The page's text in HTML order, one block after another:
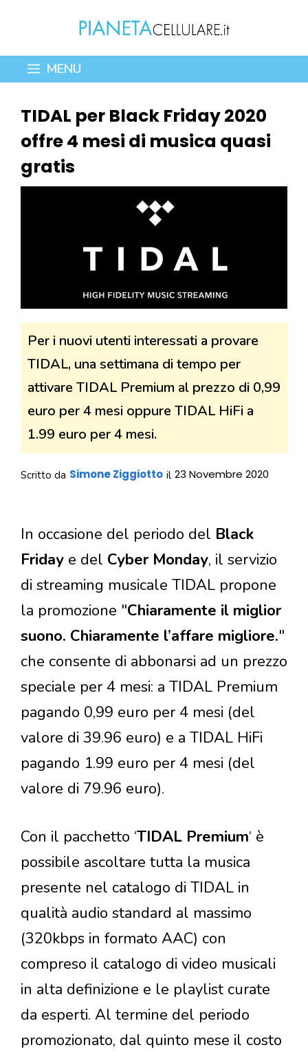
contenuto
MENU
TIDAL per Black Friday 2020
offre 4 mesi di musica quasi
gratis
Per i nuovi utenti interessati a provare
TIDAL, una settimana di tempo per
attivare TIDAL Premium al prezzo di 0,99
euro per 4 mesi oppure TIDAL HiFi a
1.99 euro per 4 mesi.
Scritto da Simone Ziggiotto il 23 Novembre 2020
In occasione del periodo del Black
Friday e del Cyber Monday, il servizio
di streaming musicale TIDAL propone
la promozione "Chiaramente il miglior
suono. Chiaramente l’affare migliore."
che consente di abbonarsi ad un prezzo
speciale per 4 mesi: a TIDAL Premium
pagando 0,99 euro per 4 mesi (del
valore di 39.96 euro) e a TIDAL HiFi
pagando 1.99 euro per 4 mesi (del
valore di 79.96 euro).
Con il pacchetto ‘TIDAL Premium‘ è
possibile ascoltare tutta la musica
presente nel catalogo di TIDAL in
qualità audio standard al massimo
(320kbps in formato AAC) con
compreso il catalogo di video musicali
in alta definizione e le playlist curate
da esperti. Al termine del periodo
promozionato, dal quinto mese il costo